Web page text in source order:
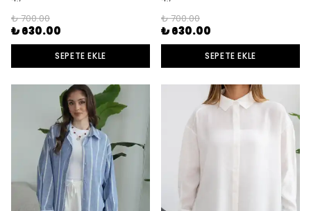
₺ 700.00
₺ 630.00
SEPETE EKLE
₺ 700.00
₺ 630.00
SEPETE EKLE